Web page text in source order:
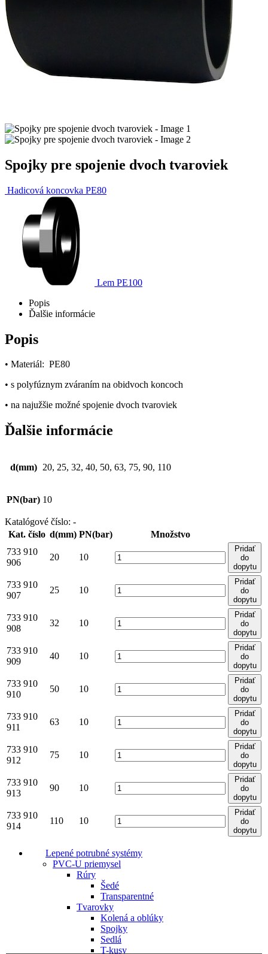
Spojky pre spojenie dvoch tvaroviek
Hadicová koncovka PE80
Lem PE100
Popis
Ďalšie informácie
Popis
• Materiál: PE80
• s polyfúznym zváraním na obidvoch koncoch
• na najužšie možné spojenie dvoch tvaroviek
Ďalšie informácie
d(mm) 20, 25, 32, 40, 50, 63, 75, 90, 110
PN(bar) 10
Katalógové číslo: -
Kat. číslo d(mm) PN(bar)
Množstvo
733 910
906
20 10
Pridať
do
dopytu
733 910
907
25 10
Pridať
do
dopytu
733 910
908
32 10
Pridať
do
dopytu
733 910
909
40 10
Pridať
do
dopytu
733 910
910
50 10
Pridať
do
dopytu
733 910
911
63 10
Pridať
do
dopytu
733 910
912
75 10
Pridať
do
dopytu
733 910
913
90 10
Pridať
do
dopytu
733 910
914
110 10
Pridať
do
dopytu
Lepené potrubné systémy
PVC-U priemysel
Rúry
Šedé
Transparentné
Tvarovky
Kolená a oblúky
Spojky
Sedlá
T-kusy